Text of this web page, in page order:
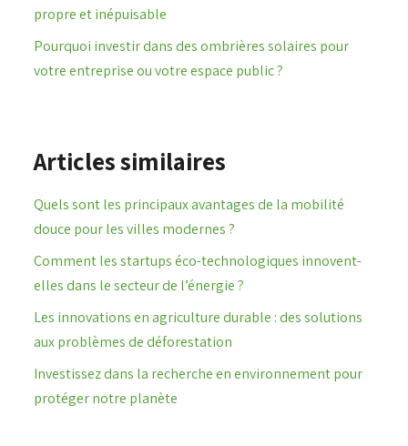
propre et inépuisable
Pourquoi investir dans des ombrières solaires pour
votre entreprise ou votre espace public ?
Articles similaires
Quels sont les principaux avantages de la mobilité
douce pour les villes modernes ?
Comment les startups éco-technologiques innovent-
elles dans le secteur de l’énergie ?
Les innovations en agriculture durable : des solutions
aux problèmes de déforestation
Investissez dans la recherche en environnement pour
protéger notre planète